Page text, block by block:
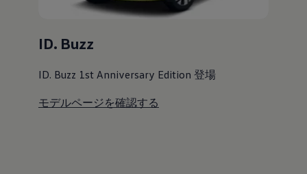
ID. Buzz
ID. Buzz 1st Anniversary Edition 登場
モデルページを確認する